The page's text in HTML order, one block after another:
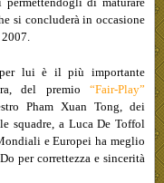
si concluderà in occasione
per lui è il più importante
del premio “Fair-Play”
Pham Xuan Tong, dei
squadre, a Luca De Toffol
e Europei ha meglio
per correttezza e sincerità